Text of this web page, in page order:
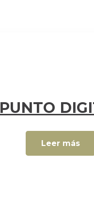
PUNTO
Leer más